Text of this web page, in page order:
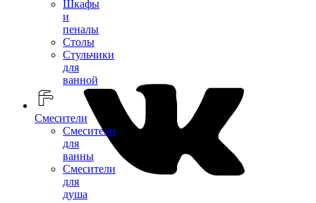
Шкафы
и
пеналы
Столы
Стульчики
для
ванной
Смесители
Смесители
для
ванны
Смесители
для
душа